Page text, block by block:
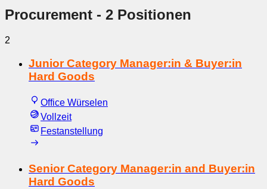
Procurement - 2 Positionen
2
Junior Category Manager:in & Buyer:in
Hard Goods
Office Würselen
Vollzeit
Festanstellung
Senior Category Manager:in and Buyer:in
Hard Goods